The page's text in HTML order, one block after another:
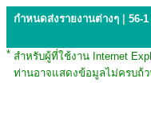
กำหนดส่งรายงานต่างๆ 56-1
* สำหรับผู้ที่ใช้งาน Internet
ท่านอาจแสดงข้อมูลไม่ครบถ้